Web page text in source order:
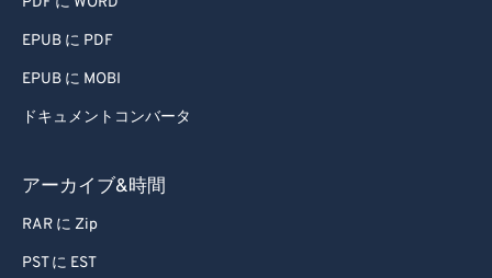
EPUB に PDF
EPUB に MOBI
ドキュメントコンバータ
アーカイブ&時間
RAR に Zip
PST に EST